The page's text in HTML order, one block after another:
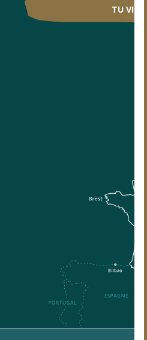
TU